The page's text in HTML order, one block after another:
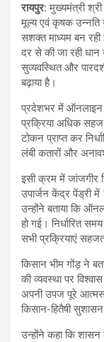
रायपुर:मुख्यमंत्री
मूल्य एवं कृषक उन्नति
सशक्त माध्यम बन
दर से की जा रही धान
सुव्यवस्थित और
बढ़ाया है।
प्रदेशभर में ऑनलाइन
प्रक्रिया अधिक
टोकन प्राप्त कर
लंबी कतारों और
इसी क्रम में जांजगीर
उपार्जन केंद्र पेंड्री
उन्होंने बताया कि
हो गई। निर्धारित
सभी प्रक्रियाएं
किसान भीम गोंड़ ने
की व्यवस्था पर
अपनी उपज पूरे
किसान-हितैषी
उन्होंने कहा कि